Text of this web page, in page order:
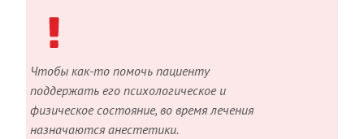
Чтобы как-то помочь пациенту
поддержать его психологическое и
физическое состояние, во время лечения
назначаются анестетики.